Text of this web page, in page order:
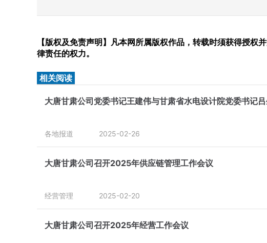
【版权及免责声明】凡本网所属版权作品，转载时须获得授权
律责任的权力。
相关阅读
大唐甘肃公司党委书记王建伟与甘肃省水电设计院党委书记
各地报道 2025-02-26
大唐甘肃公司召开2025年供应链管理工作会议
经营管理 2025-02-20
大唐甘肃公司召开2025年经营工作会议